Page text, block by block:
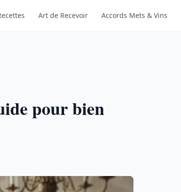
Art de Recevoir Accords Mets & Vins
pour bien